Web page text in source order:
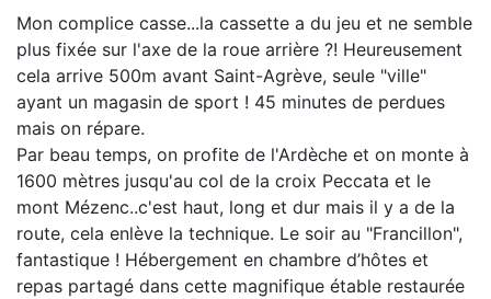
Mon complice casse...la cassette a du jeu et ne semble
plus fixée sur l'axe de la roue arrière ?! Heureusement
cela arrive 500m avant Saint-Agrève, seule "ville"
ayant un magasin de sport ! 45 minutes de perdues
mais on répare.
Par beau temps, on profite de l'Ardèche et on monte à
1600 mètres jusqu'au col de la croix Peccata et le
mont Mézenc..c'est haut, long et dur mais il y a de la
route, cela enlève la technique. Le soir au "Francillon",
fantastique ! Hébergement en chambre d’hôtes et
repas partagé dans cette magnifique étable restaurée